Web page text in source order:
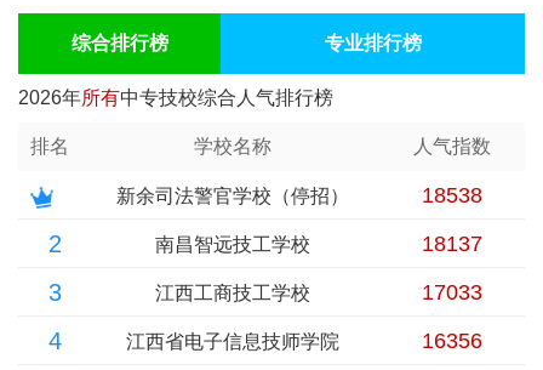
综合排行榜 专业排行榜
2026年所有中专技校综合人气排行榜
排名 学校名称 人气指数
新余司法警官学校（停招） 18538
2 南昌智远技工学校 18137
3 江西工商技工学校 17033
4 江西省电子信息技师学院 16356